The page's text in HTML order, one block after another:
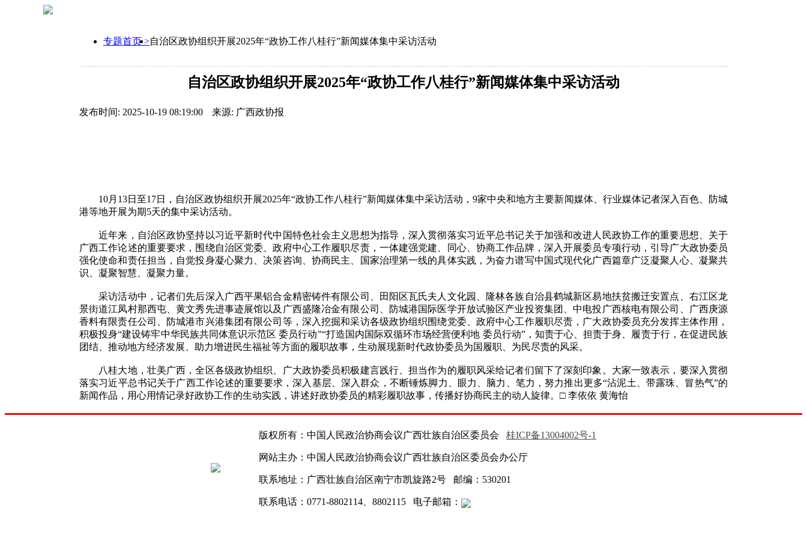
专题首页 >自治区政协组织开展2025年“政协工作八桂行”新闻媒体集中采访活动
自治区政协组织开展2025年“政协工作八桂行”新闻媒体集中采访活动
发布时间: 2025-10-19 08:19:00 来源: 广西政协报
10月13日至17日，自治区政协组织开展2025年“政协工作八桂行”新闻媒体集中采访活动，9家中央和地方主要新闻媒体、行业媒体记者深入百色、防城
港等地开展为期5天的集中采访活动。
近年来，自治区政协坚持以习近平新时代中国特色社会主义思想为指导，深入贯彻落实习近平总书记关于加强和改进人民政协工作的重要思想、关于
广西工作论述的重要要求，围绕自治区党委、政府中心工作履职尽责，一体建强党建、同心、协商工作品牌，深入开展委员专项行动，引导广大政协委员
强化使命和责任担当，自觉投身凝心聚力、决策咨询、协商民主、国家治理第一线的具体实践，为奋力谱写中国式现代化广西篇章广泛凝聚人心、凝聚共
识、凝聚智慧、凝聚力量。
采访活动中，记者们先后深入广西平果铝合金精密铸件有限公司、田阳区瓦氏夫人文化园、隆林各族自治县鹤城新区易地扶贫搬迁安置点、右江区龙
景街道江凤村那西屯、黄文秀先进事迹展馆以及广西盛隆冶金有限公司、防城港国际医学开放试验区产业投资集团、中电投广西核电有限公司、广西庚源
香料有限责任公司、防城港市兴港集团有限公司等，深入挖掘和采访各级政协组织围绕党委、政府中心工作履职尽责，广大政协委员充分发挥主体作用，
积极投身“建设铸牢中华民族共同体意识示范区 委员行动”“打造国内国际双循环市场经营便利地 委员行动”，知责于心、担责于身、履责于行，在促进民族
团结、推动地方经济发展、助力增进民生福祉等方面的履职故事，生动展现新时代政协委员为国履职、为民尽责的风采。
八桂大地，壮美广西，全区各级政协组织、广大政协委员积极建言践行、担当作为的履职风采给记者们留下了深刻印象。大家一致表示，要深入贯彻
落实习近平总书记关于广西工作论述的重要要求，深入基层、深入群众，不断锤炼脚力、眼力、脑力、笔力，努力推出更多“沾泥土、带露珠、冒热气”的
新闻作品，用心用情记录好政协工作的生动实践，讲述好政协委员的精彩履职故事，传播好协商民主的动人旋律。□ 李依依 黄海怡
版权所有：中国人民政治协商会议广西壮族自治区委员会 桂ICP备13004002号-1
网站主办：中国人民政治协商会议广西壮族自治区委员会办公厅
联系地址：广西壮族自治区南宁市凯旋路2号 邮编：530201
联系电话：0771-8802114、8802115 电子邮箱：